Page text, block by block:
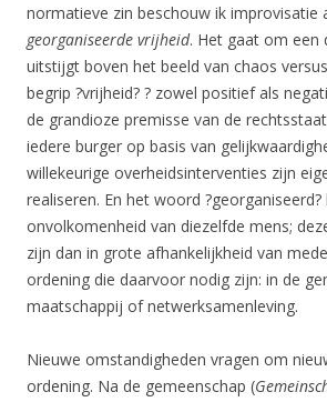
normatieve zin beschouw ik improvisatie
georganiseerde vrijheid. Het gaat om een
uitstijgt boven het beeld van chaos
begrip ?vrijheid? ? zowel positief als
de grandioze premisse van de
iedere burger op basis van
willekeurige overheidsinterventies zijn
realiseren. En het woord
onvolkomenheid van diezelfde mens;
zijn dan in grote afhankelijkheid van
ordening die daarvoor nodig zijn: in de
maatschappij of netwerksamenleving.
Nieuwe omstandigheden vragen om
ordening. Na de gemeenschap (